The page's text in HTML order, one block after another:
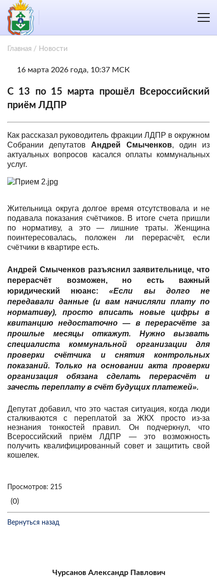
Главная / Новости
16 марта 2026 года, 10:37 МСК
С 13 по 15 марта прошёл Всероссийский
приём ЛДПР
Как рассказал руководитель фракции ЛДПР в окружном
Собрании депутатов Андрей Смыченков, один из
актуальных вопросов касался оплаты коммунальных
услуг.
Жительница округа долгое время отсутствовала и не
подавала показания счётчиков. В итоге счета пришли
по нормативу, а это — лишние траты. Женщина
поинтересовалась, положен ли перерасчёт, если
счётчики в квартире есть.
Андрей Смыченков разъяснил заявительнице, что
перерасчёт возможен, но есть важный
юридический нюанс:«Если вы долго не
передавали данные (и вам начисляли плату по
нормативу), просто вписать новые цифры в
квитанцию недостаточно — в перерасчёте за
прошлые месяцы откажут. Нужно вызвать
специалиста коммунальной организации для
проверки счётчика и снятия контрольных
показаний. Только на основании акта проверки
организация обязана сделать перерасчёт и
зачесть переплату в счёт будущих платежей».
Депутат добавил, что это частая ситуация, когда люди
сталкиваются с переплатой за ЖКХ просто из-за
незнания тонкостей правил. Он подчеркнул, что
Всероссийский приём ЛДПР — это возможность
получить квалифицированный совет и защитить свой
кошелек.
Просмотров: 215
(0)
Вернуться назад
Чурсанов Александр Павлович